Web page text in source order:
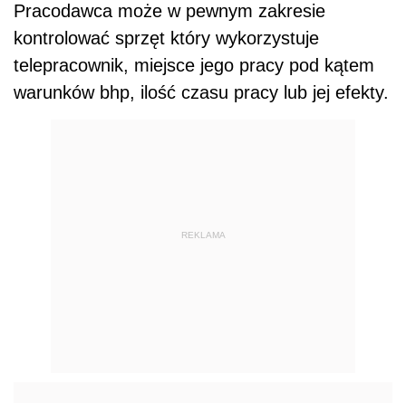
Pracodawca może w pewnym zakresie
kontrolować sprzęt który wykorzystuje
telepracownik, miejsce jego pracy pod kątem
warunków bhp, ilość czasu pracy lub jej efekty.
REKLAMA